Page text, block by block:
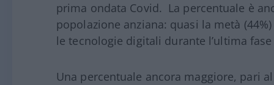
prima ondata Covid. La percentuale è
popolazione anziana: quasi la metà
le tecnologie digitali durante l’ultima fase
Una percentuale ancora maggiore, pari